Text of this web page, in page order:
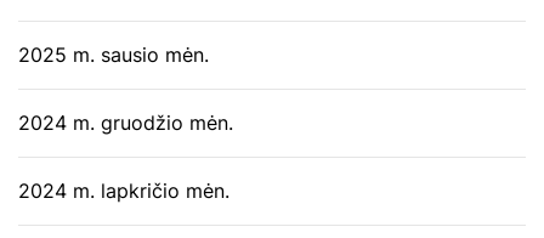
2025 m. sausio mėn.
2024 m. gruodžio mėn.
2024 m. lapkričio mėn.